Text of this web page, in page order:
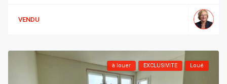
VENDU
à louer EXCLUSIVITE Loué